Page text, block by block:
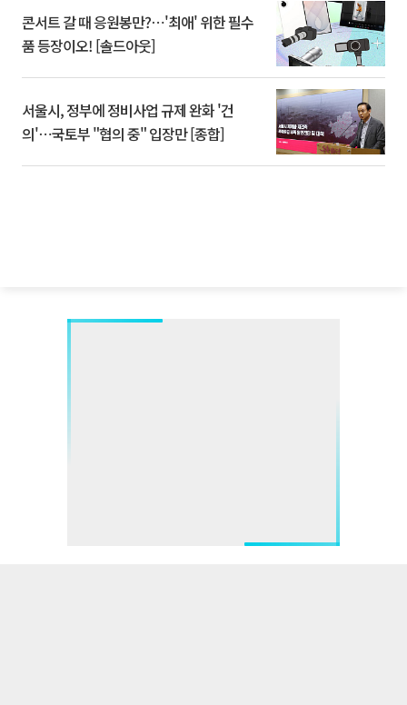
콘서트 갈 때 응원봉만?⋯'최애' 위한 필수
품 등장이오! [솔드아웃]
서울시, 정부에 정비사업 규제 완화 '건
의'⋯국토부 "협의 중" 입장만 [종합]